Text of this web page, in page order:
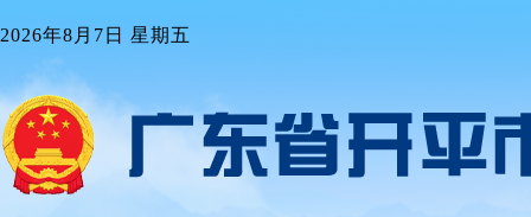
2026年8月7日 星期五